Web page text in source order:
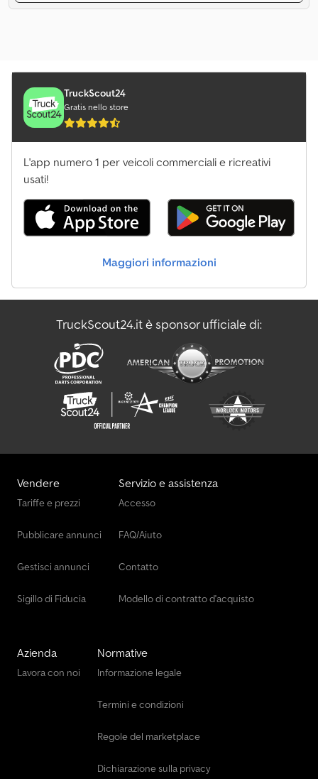
TruckScout24
Gratis nello store
L'app numero 1 per veicoli commerciali e ricreativi
usati!
Maggiori informazioni
TruckScout24.it è sponsor ufficiale di:
Vendere
Tariffe e prezzi
Pubblicare annunci
Gestisci annunci
Sigillo di Fiducia
Servizio e assistenza
Accesso
FAQ/Aiuto
Contatto
Modello di contratto d'acquisto
Azienda
Lavora con noi
Normative
Informazione legale
Termini e condizioni
Regole del marketplace
Dichiarazione sulla privacy